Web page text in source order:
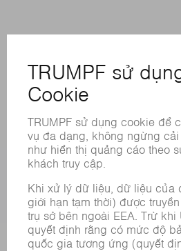
LIÊN HỆ
ĐỊA ĐIỂM
CÁC SỰ KIỆN VÀ NGÀY THÁNG
BẢNG DỮ LIỆU AN TOÀN HÓA CHẤT
SẢN PHẨM
CÁC HỆ THỐNG &MÁY MÓC
CÔNG NGHỆ LASER
MÁY CÔNG CỤ
NHÀ MÁY THÔNG MINH
PHẦN MỀM
CÁC LOẠI HÌNH DỊCH VỤ
CÁC ỨNG DỤNG